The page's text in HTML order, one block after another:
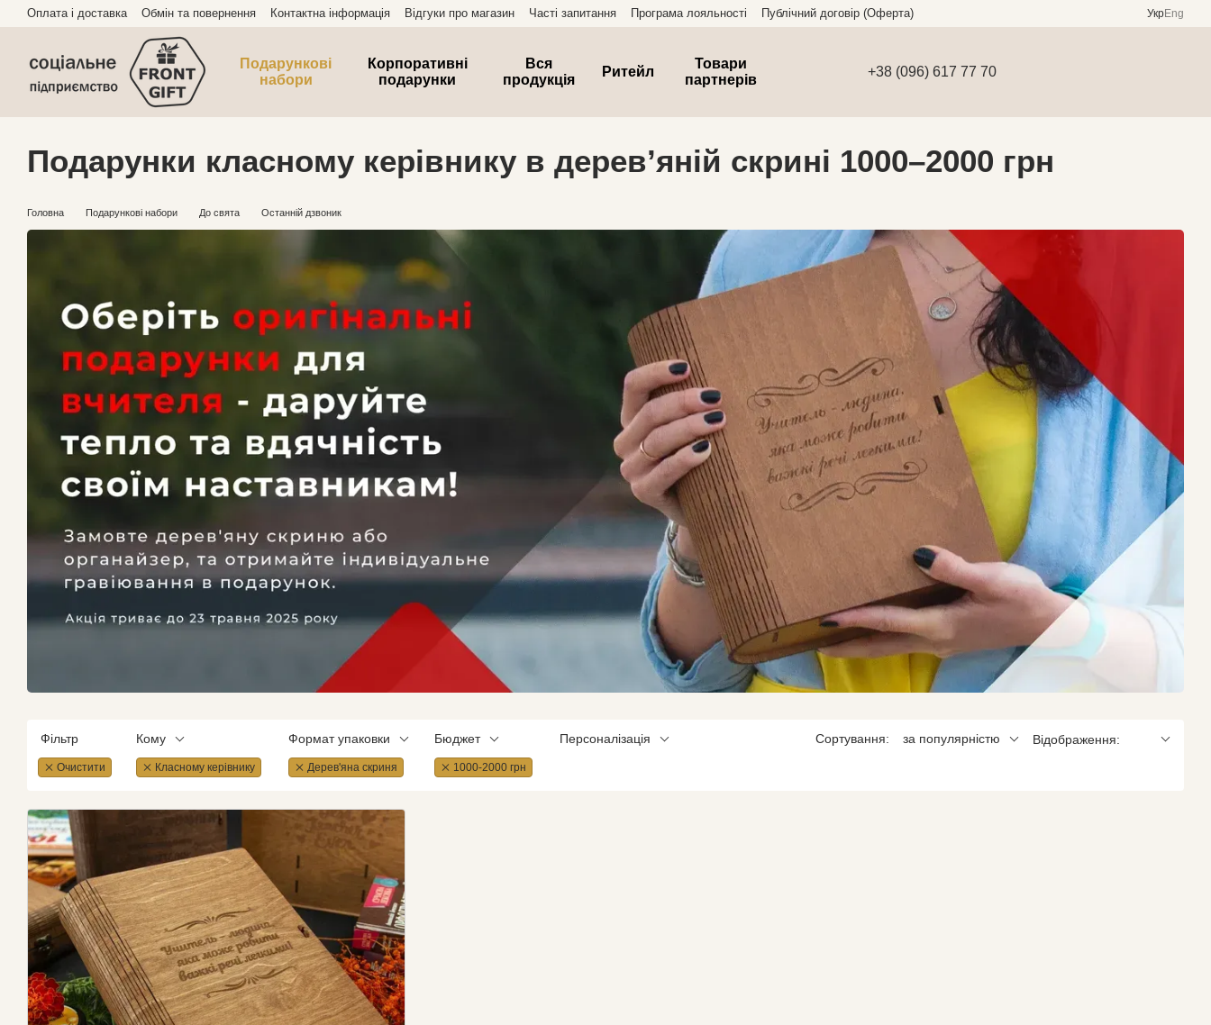
Перейти до основного контенту
Оплата і доставка Обмін та повернення Контактна інформація Відгуки про магазин Часті запитання Програма лояльності Публічний договір (Оферта) УкрEng
Подарункові
набори
Корпоративні
подарунки
Вся
продукція
Ритейл
Товари
партнерів
+38 (096) 617 77 70
Подарунки класному керівнику в дерев’яній скрині 1000–2000 грн
Головна Подарункові набори До свята Останній дзвоник
Фільтр
Очистити
Кому
Класному керівнику
Формат упаковки
Дерев'яна скриня
Бюджет
1000-2000 грн
Персоналізація Сортування: за популярністю Відображення: